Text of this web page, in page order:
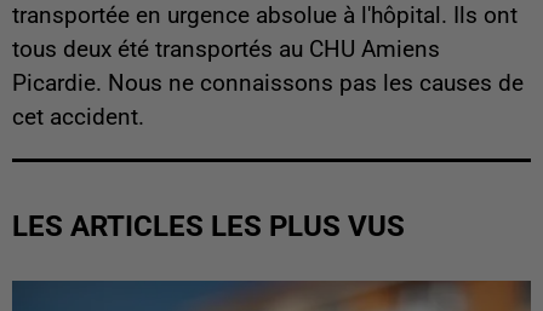
transportée en urgence absolue à l'hôpital. Ils ont
tous deux été transportés au CHU Amiens
Picardie. Nous ne connaissons pas les causes de
cet accident.
LES ARTICLES LES PLUS VUS